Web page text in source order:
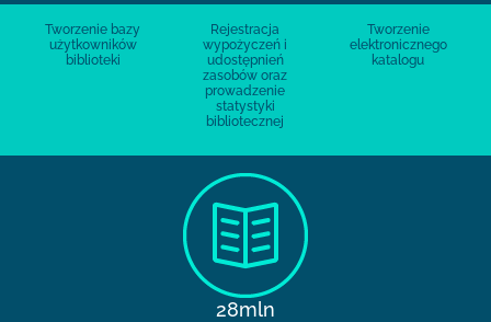
Tworzenie bazy
użytkowników
biblioteki
Rejestracja
wypożyczeń i
udostępnień
zasobów oraz
prowadzenie
statystyki
bibliotecznej
Tworzenie
elektronicznego
katalogu
28mln